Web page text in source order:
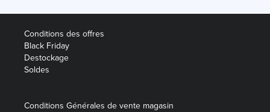
Conditions des offres
Black Friday
Destockage
Soldes
Conditions Générales de vente magasin